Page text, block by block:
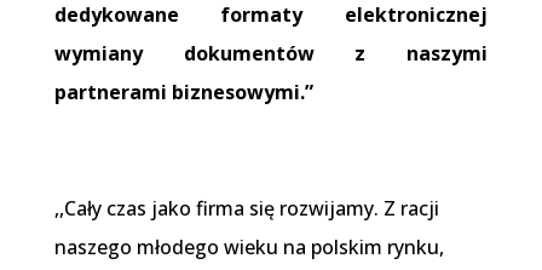
dedykowane formaty elektronicznej
wymiany dokumentów z naszymi
partnerami biznesowymi.”
,,Cały czas jako firma się rozwijamy. Z racji
naszego młodego wieku na polskim rynku,